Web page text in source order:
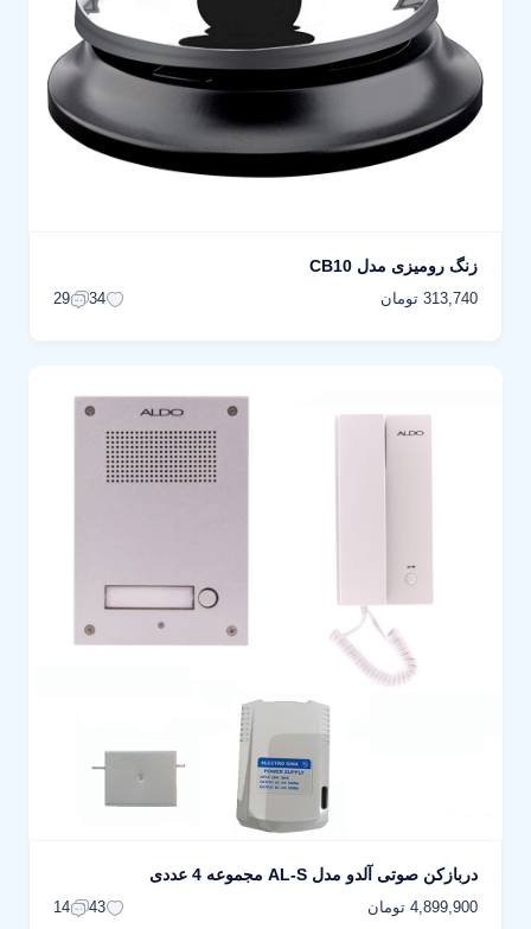
زنگ رومیزی مدل CB10
313,740 تومان 34
29
دربازکن صوتی آلدو مدل AL-S مجموعه 4 عددی
4,899,900 تومان 43
14